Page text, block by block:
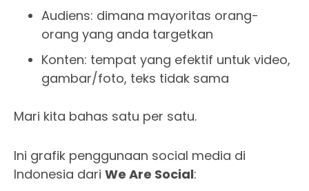
Audiens: dimana mayoritas orang-
orang yang anda targetkan
Konten: tempat yang efektif untuk video,
gambar/foto, teks tidak sama
Mari kita bahas satu per satu.
Ini grafik penggunaan social media di
Indonesia dari We Are Social: